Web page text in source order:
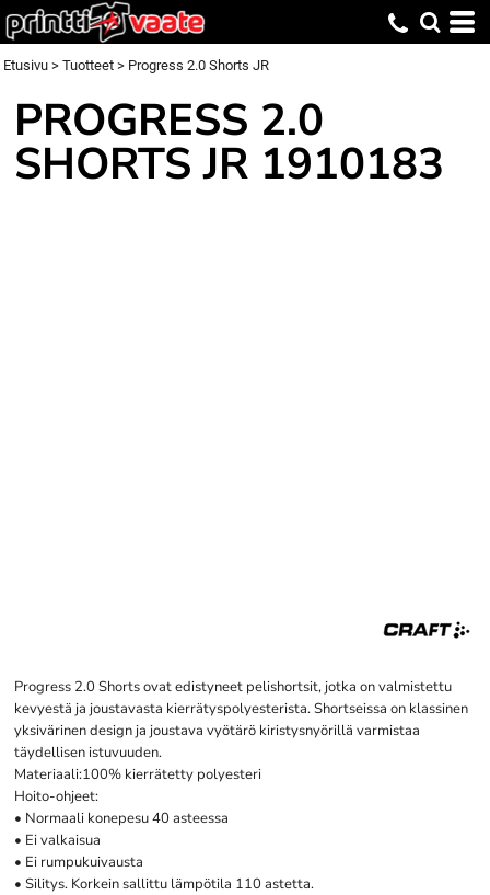
Etusivu > Tuotteet > Progress 2.0 Shorts JR
PROGRESS 2.0
SHORTS JR 1910183
Progress 2.0 Shorts ovat edistyneet pelishortsit, jotka on valmistettu
kevyestä ja joustavasta kierrätyspolyesterista. Shortseissa on klassinen
yksivärinen design ja joustava vyötärö kiristysnyörillä varmistaa
täydellisen istuvuuden.
Materiaali:100% kierrätetty polyesteri
Hoito-ohjeet:
• Normaali konepesu 40 asteessa
• Ei valkaisua
• Ei rumpukuivausta
• Silitys. Korkein sallittu lämpötila 110 astetta.